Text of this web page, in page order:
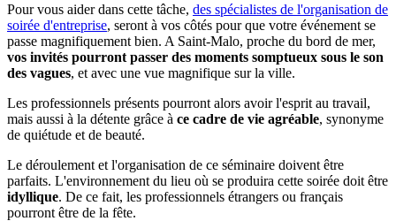
Pour vous aider dans cette tâche, des spécialistes de l'organisation de
soirée d'entreprise, seront à vos côtés pour que votre événement se
passe magnifiquement bien. A Saint-Malo, proche du bord de mer,
vos invités pourront passer des moments somptueux sous le son
des vagues, et avec une vue magnifique sur la ville.
Les professionnels présents pourront alors avoir l'esprit au travail,
mais aussi à la détente grâce à ce cadre de vie agréable, synonyme
de quiétude et de beauté.
Le déroulement et l'organisation de ce séminaire doivent être
parfaits. L'environnement du lieu où se produira cette soirée doit être
idyllique. De ce fait, les professionnels étrangers ou français
pourront être de la fête.